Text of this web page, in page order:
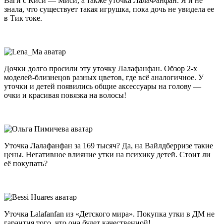
знала, что существует такая игрушка, пока дочь не увидела ее
в Тик токе.
Дочки долго просили эту уточку Лалафанфан. Обзор 2-х
моделей-близнецов разных цветов, где всё аналогичное. У
уточки и детей появились общие аксессуары на голову —
очки и красивая повязка на волосы!
Уточка Лалафанфан за 169 тысяч? Да, на Вайлдберризе такие
цены. Негативное влияние утки на психику детей. Стоит ли
её покупать?
Уточка Lalafanfan из «Детского мира». Покупка утки в ДМ не